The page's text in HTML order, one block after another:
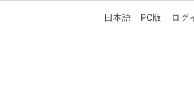
日本語 PC版 ログ